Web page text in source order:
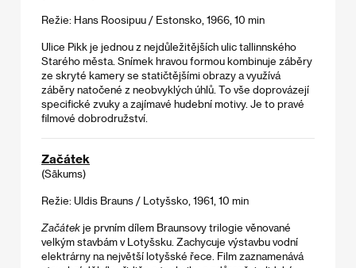
Režie: Hans Roosipuu / Estonsko, 1966, 10 min
Ulice Pikk je jednou z nejdůležitějších ulic tallinnského
Starého města. Snímek hravou formou kombinuje záběry
ze skryté kamery se statičtějšími obrazy a využívá
záběry natočené z neobvyklých úhlů. To vše doprovázejí
specifické zvuky a zajímavé hudební motivy. Je to pravé
filmové dobrodružství.
Začátek
(Sākums)
Režie: Uldis Brauns / Lotyšsko, 1961, 10 min
Začátek je prvním dílem Braunsovy trilogie věnované
velkým stavbám v Lotyšsku. Zachycuje výstavbu vodní
elektrárny na největší lotyšské řece. Film zaznamenává